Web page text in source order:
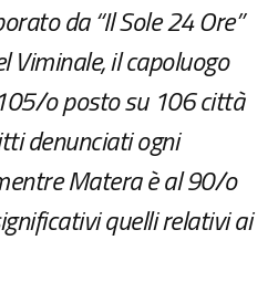
da “Il Sole 24 Ore”
Viminale, il capoluogo
o posto su 106 città
denunciati ogni
Matera è al 90/o
quelli relativi ai